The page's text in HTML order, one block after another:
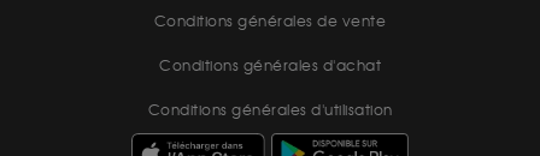
Conditions générales de vente
Conditions générales d'achat
Conditions générales d'utilisation